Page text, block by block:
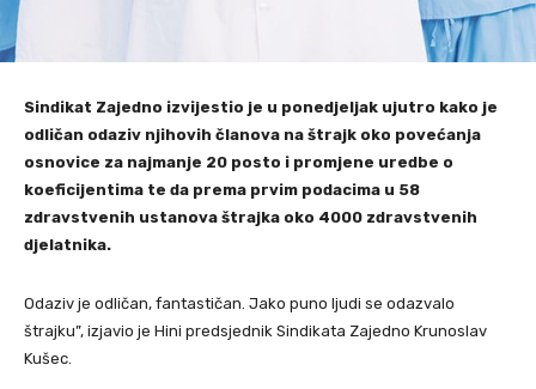
Sindikat Zajedno izvijestio je u ponedjeljak ujutro kako je
odličan odaziv njihovih članova na štrajk oko povećanja
osnovice za najmanje 20 posto i promjene uredbe o
koeficijentima te da prema prvim podacima u 58
zdravstvenih ustanova štrajka oko 4000 zdravstvenih
djelatnika.
Odaziv je odličan, fantastičan. Jako puno ljudi se odazvalo
štrajku”, izjavio je Hini predsjednik Sindikata Zajedno Krunoslav
Kušec.